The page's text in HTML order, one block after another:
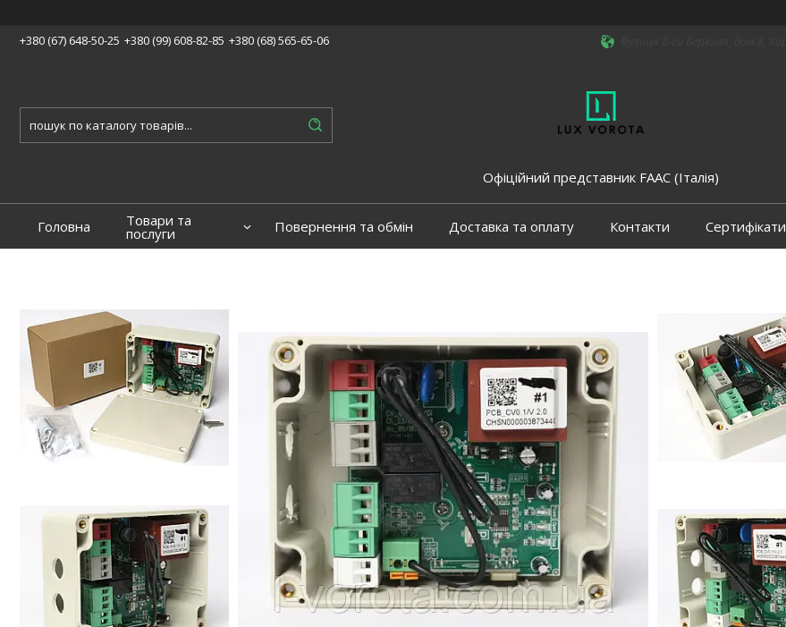
+380 (67) 648-50-25 +380 (99) 608-82-85 +380 (68) 565-65-06
Офіційний представник FAAC (Італія)
Головна Товари та
послуги Повернення та обмін Доставка та оплату Контакти Сертифікати